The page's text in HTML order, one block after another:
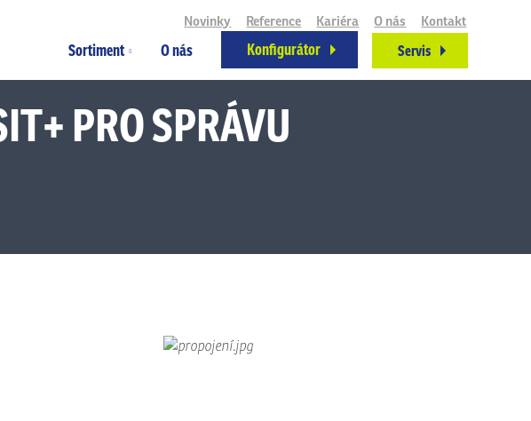
Sortiment O nás Konfigurátor Servis
Novinky Reference Kariéra O nás Kontakt
PRO SPRÁVU